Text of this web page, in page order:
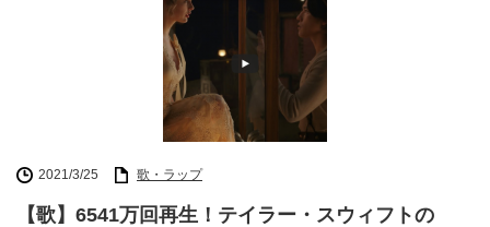
2021/3/25 歌・ラップ
【歌】6541万回再生！テイラー・スウィフトの